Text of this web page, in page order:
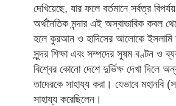
দেখিয়েছে, যার ফলে বর্তমানে সর্বত্র
অর্থনৈতিক মন্দার এই অস্বাভাবিক কবল
হলে কুরআন ও হাদিসের আলোকে ইসলামি
সুন্দর শিক্ষা এবং সম্পদের সুষম বণ্টন ও
বিশ্বের কোনো দেশে দুর্ভিক্ষ দেখা দিলে
তাদেরকে সাহায্য করা। যেভাবে মহানবি
সাহায্য করেছিলেন।